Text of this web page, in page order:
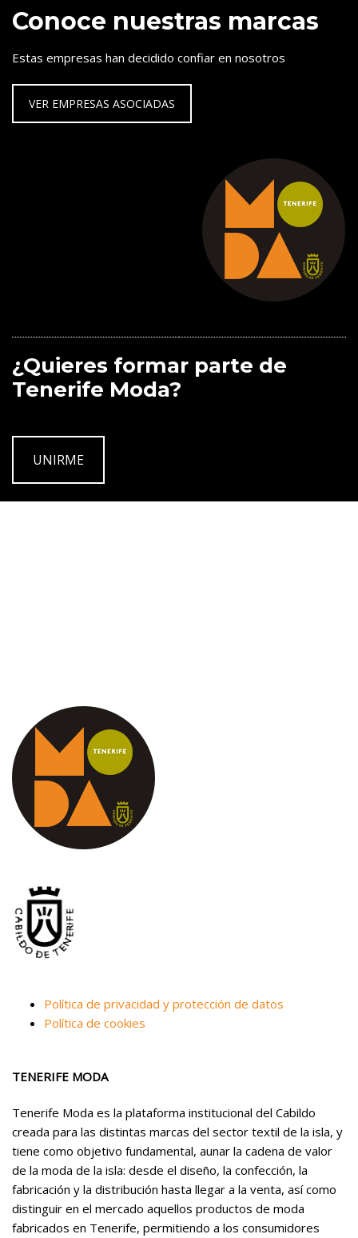
Conoce nuestras marcas
Estas empresas han decidido confiar en nosotros
VER EMPRESAS ASOCIADAS
¿Quieres formar parte de
Tenerife Moda?
UNIRME
Política de privacidad y protección de datos
Política de cookies
TENERIFE MODA
Tenerife Moda es la plataforma institucional del Cabildo
creada para las distintas marcas del sector textil de la isla, y
tiene como objetivo fundamental, aunar la cadena de valor
de la moda de la isla: desde el diseño, la confección, la
fabricación y la distribución hasta llegar a la venta, así como
distinguir en el mercado aquellos productos de moda
fabricados en Tenerife, permitiendo a los consumidores